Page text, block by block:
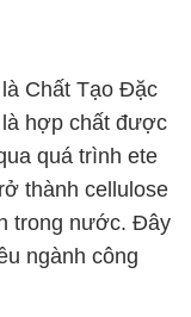
Chất Tạo Đặc
hợp chất được
quá trình ete
thành cellulose
trong nước. Đây
ngành công